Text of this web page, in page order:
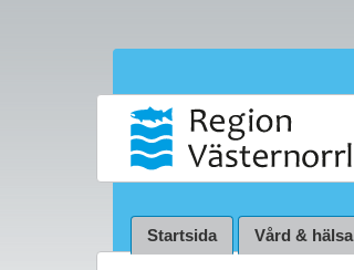
Startsida Vård & hälsa